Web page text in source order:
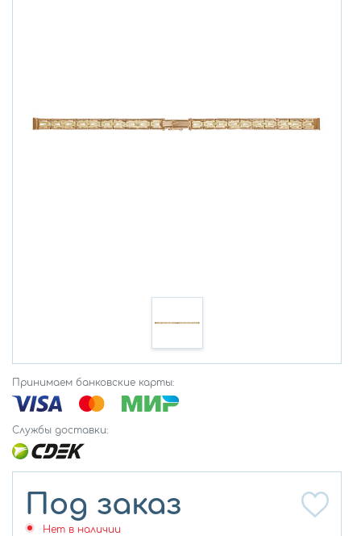
Принимаем банковские карты:
Службы доставки:
Под заказ
Нет в наличии